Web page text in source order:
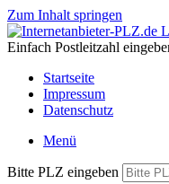
Zum Inhalt springen
Einfach Postleitzahl
Startseite
Impressum
Datenschutz
Menü
Bitte PLZ eingeben